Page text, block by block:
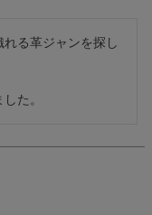
る革ジャンを探し
た。